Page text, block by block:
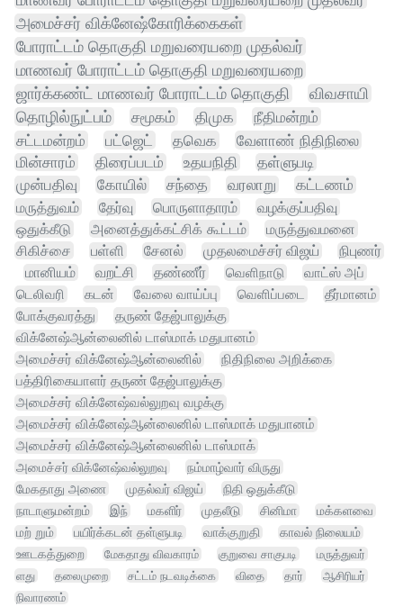
அமைச்சர் விக்னேஷ்கோரிக்கைகள்
போராட்டம் தொகுதி மறுவரையறை முதல்வர்
மாணவர் போராட்டம் தொகுதி மறுவரையறை
ஜார்க்கண்ட் மாணவர் போராட்டம் தொகுதி
விவசாயி
தொழில்நுட்பம்
சமூகம் திமுக
நீதிமன்றம்
சட்டமன்றம்
பட்ஜெட் தவெக வேளாண் நிதிநிலை
மின்சாரம் திரைப்படம் உதயநிதி
தள்ளுபடி
முன்பதிவு
கோயில் சந்தை வரலாறு
கட்டணம்
மருத்துவம்
தேர்வு பொருளாதாரம்
வழக்குப்பதிவு
ஒதுக்கீடு
அனைத்துக்கட்சிக் கூட்டம்
மருத்துவமனை
சிகிச்சை
பள்ளி சேனல் முதலமைச்சர் விஜய்
நிபுணர்
மானியம்
வறட்சி தண்ணீர் வெளிநாடு
வாட்ஸ் அப்
டெலிவரி
கடன் வேலை வாய்ப்பு வெளிப்படை
தீர்மானம்
போக்குவரத்து
தருண் தேஜ்பாலுக்கு
விக்னேஷ்ஆன்லைனில் டாஸ்மாக் மதுபானம்
அமைச்சர் விக்னேஷ்ஆன்லைனில்
நிதிநிலை அறிக்கை
பத்திரிகையாளர் தருண் தேஜ்பாலுக்கு
அமைச்சர் விக்னேஷ்வல்லுறவு வழக்கு
அமைச்சர் விக்னேஷ்ஆன்லைனில் டாஸ்மாக் மதுபானம்
அமைச்சர் விக்னேஷ்ஆன்லைனில் டாஸ்மாக்
அமைச்சர் விக்னேஷ்வல்லுறவு
நம்மாழ்வார் விருது
மேகதாது அணை
முதல்வர் விஜய்
நிதி ஒதுக்கீடு
நாடாளுமன்றம்
இந் மகளிர் முதலீடு சினிமா
மக்களவை
மற் றும்
பயிர்க்கடன் தள்ளுபடி வாக்குறுதி
காவல் நிலையம்
ஊடகத்துறை
மேகதாது விவகாரம் குறுவை சாகுபடி
மருத்துவர்
ளது
தலைமுறை சட்டம் நடவடிக்கை விதை தார் ஆசிரியர்
நிவாரணம்